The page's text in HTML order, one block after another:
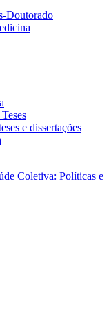
Doutorado
e dissertações
Coletiva: Políticas e